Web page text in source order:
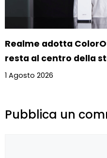
Realme adotta
resta al centro della
1 Agosto 2026
Pubblica un